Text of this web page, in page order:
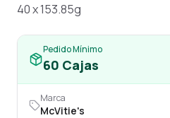
40 x 153.85g
Pedido Mínimo
60 Cajas
Marca
McVitie's